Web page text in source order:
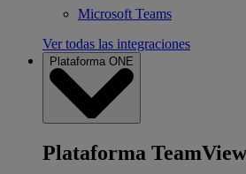
Microsoft Teams
Ver todas las integraciones
Plataforma ONE
Plataforma